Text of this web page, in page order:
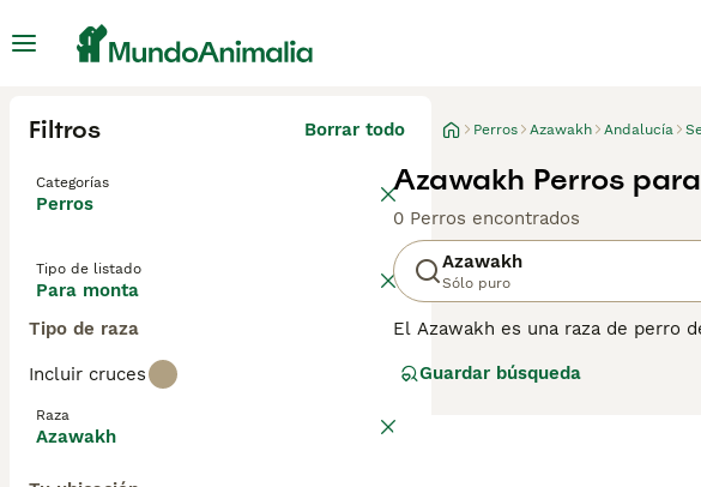
Filtros Borrar todo
Categorías
Perros
Tipo de listado
Para monta
Tipo de raza
Incluir cruces
Raza
Azawakh
Perros Azawakh Andalucía
Azawakh Perros
0 Perros encontrados
Azawakh
Sólo puro
El Azawakh es una raza de perro
Guardar búsqueda